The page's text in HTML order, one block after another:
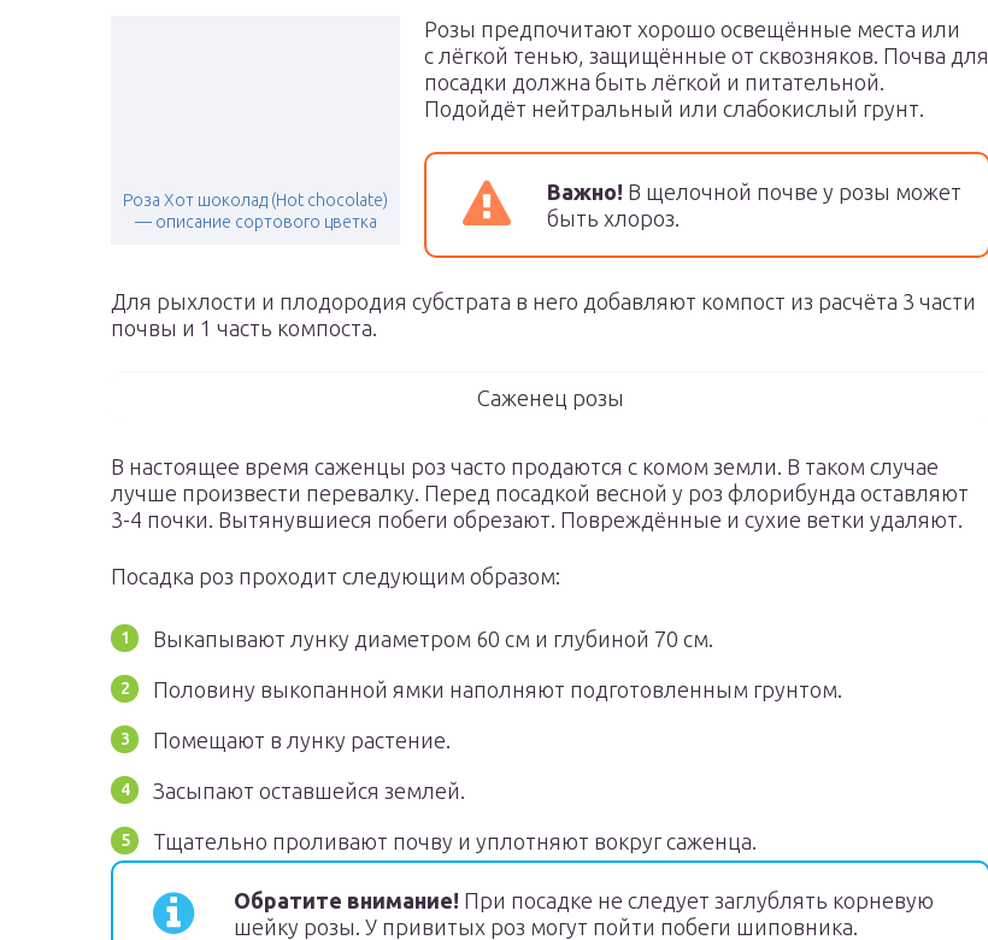
Роза Хот шоколад (Hot chocolate)
— описание сортового цветка
Розы предпочитают хорошо освещённые места или
с лёгкой тенью, защищённые от сквозняков. Почва для
посадки должна быть лёгкой и питательной.
Подойдёт нейтральный или слабокислый грунт.
Важно! В щелочной почве у розы может
быть хлороз.
Для рыхлости и плодородия субстрата в него добавляют компост из расчёта 3 части
почвы и 1 часть компоста.
Саженец розы
В настоящее время саженцы роз часто продаются с комом земли. В таком случае
лучше произвести перевалку. Перед посадкой весной у роз флорибунда оставляют
3-4 почки. Вытянувшиеся побеги обрезают. Повреждённые и сухие ветки удаляют.
Посадка роз проходит следующим образом:
Выкапывают лунку диаметром 60 см и глубиной 70 см.
Половину выкопанной ямки наполняют подготовленным грунтом.
Помещают в лунку растение.
Засыпают оставшейся землей.
Тщательно проливают почву и уплотняют вокруг саженца.
Обратите внимание! При посадке не следует заглублять корневую
шейку розы. У привитых роз могут пойти побеги шиповника.